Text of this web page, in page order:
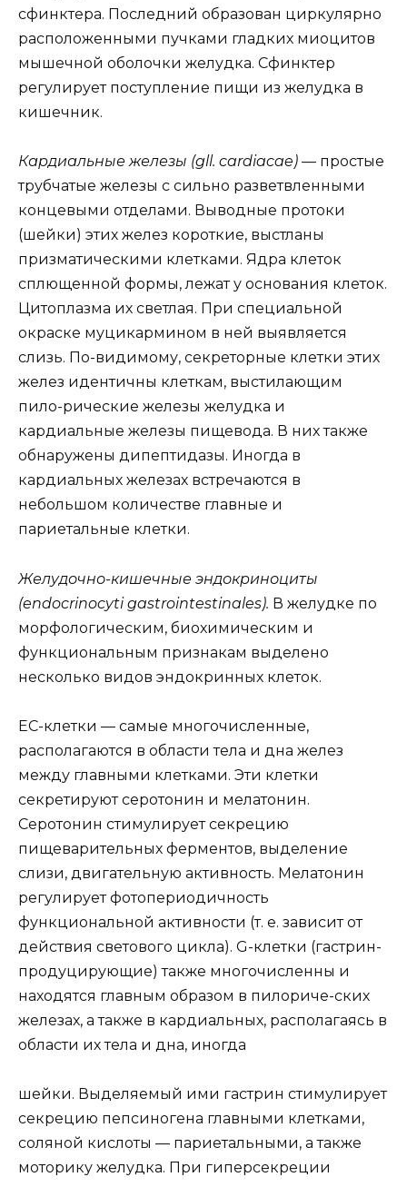
сфинктера. Последний образован циркулярно
расположенными пучками гладких миоцитов
мышечной оболочки желудка. Сфинктер
регулирует поступление пищи из желудка в
кишечник.
Кардиальные железы (gll. cardiacae) — простые
трубчатые железы с сильно разветвленными
концевыми отделами. Выводные протоки
(шейки) этих желез короткие, выстланы
призматическими клетками. Ядра клеток
сплющенной формы, лежат у основания клеток.
Цитоплазма их светлая. При специальной
окраске муцикармином в ней выявляется
слизь. По-видимому, секреторные клетки этих
желез идентичны клеткам, выстилающим
пило-рические железы желудка и
кардиальные железы пищевода. В них также
обнаружены дипептидазы. Иногда в
кардиальных железах встречаются в
небольшом количестве главные и
париетальные клетки.
Желудочно-кишечные эндокриноциты
(endocrinocyti gastrointestinales). В желудке по
морфологическим, биохимическим и
функциональным признакам выделено
несколько видов эндокринных клеток.
ЕС-клетки — самые многочисленные,
располагаются в области тела и дна желез
между главными клетками. Эти клетки
секретируют серотонин и мелатонин.
Серотонин стимулирует секрецию
пищеварительных ферментов, выделение
слизи, двигательную активность. Мелатонин
регулирует фотопериодичность
функциональной активности (т. е. зависит от
действия светового цикла). G-клетки (гастрин-
продуцирующие) также многочисленны и
находятся главным образом в пилориче-ских
железах, а также в кардиальных, располагаясь в
области их тела и дна, иногда
шейки. Выделяемый ими гастрин стимулирует
секрецию пепсиногена главными клетками,
соляной кислоты — париетальными, а также
моторику желудка. При гиперсекреции